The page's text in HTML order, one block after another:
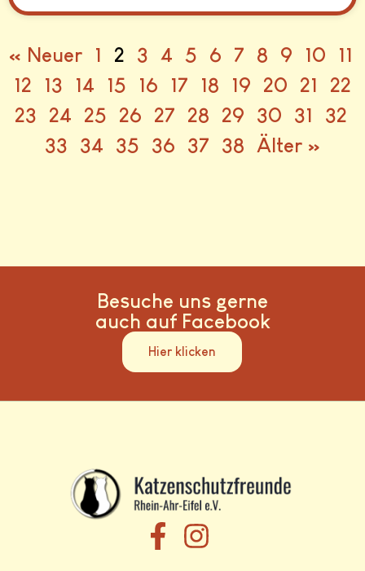
« Neuer 1 2 3 4 5 6 7 8 9 10
11
12
13 14 15 16 17 18 19 20 21
22
23
24 25 26 27 28 29 30 31
32
33
34 35 36 37 38 Älter »
Besuche uns gerne
auch auf Facebook
Hier klicken